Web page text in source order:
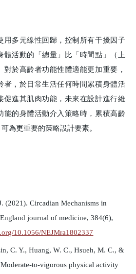
多元線性回歸，控制所有干擾因子
體活動的「總量」比「時間點」（上
對於高齡者功能性體適能更加重要，
者，於日常生活任何時間累積身體活
促進其肌肉功能，未來在設計進行維
能的身體活動介入策略時，累積高齡
為更重要的策略設計要素。
(2021). Circadian Mechanisms in
journal of medicine, 384(6),
10.1056/NEJMra1802337
C. Y., Huang, W. C., Hsueh, M. C., &
to-vigorous physical activity